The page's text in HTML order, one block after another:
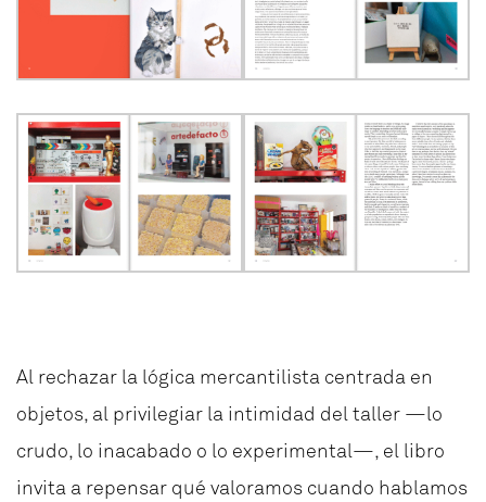
Al rechazar la lógica mercantilista centrada en
objetos, al privilegiar la intimidad del taller —lo
crudo, lo inacabado o lo experimental—, el libro
invita a repensar qué valoramos cuando hablamos